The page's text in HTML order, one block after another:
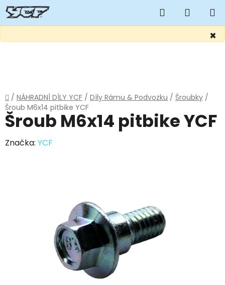
×
Hledat
KOŠÍK
Domů
/ NÁHRADNÍ DÍLY YCF / Díly Rámu & Podvozku / Šroubky /
Šroub M6x14 pitbike YCF
Šroub M6x14 pitbike YCF
Značka: YCF